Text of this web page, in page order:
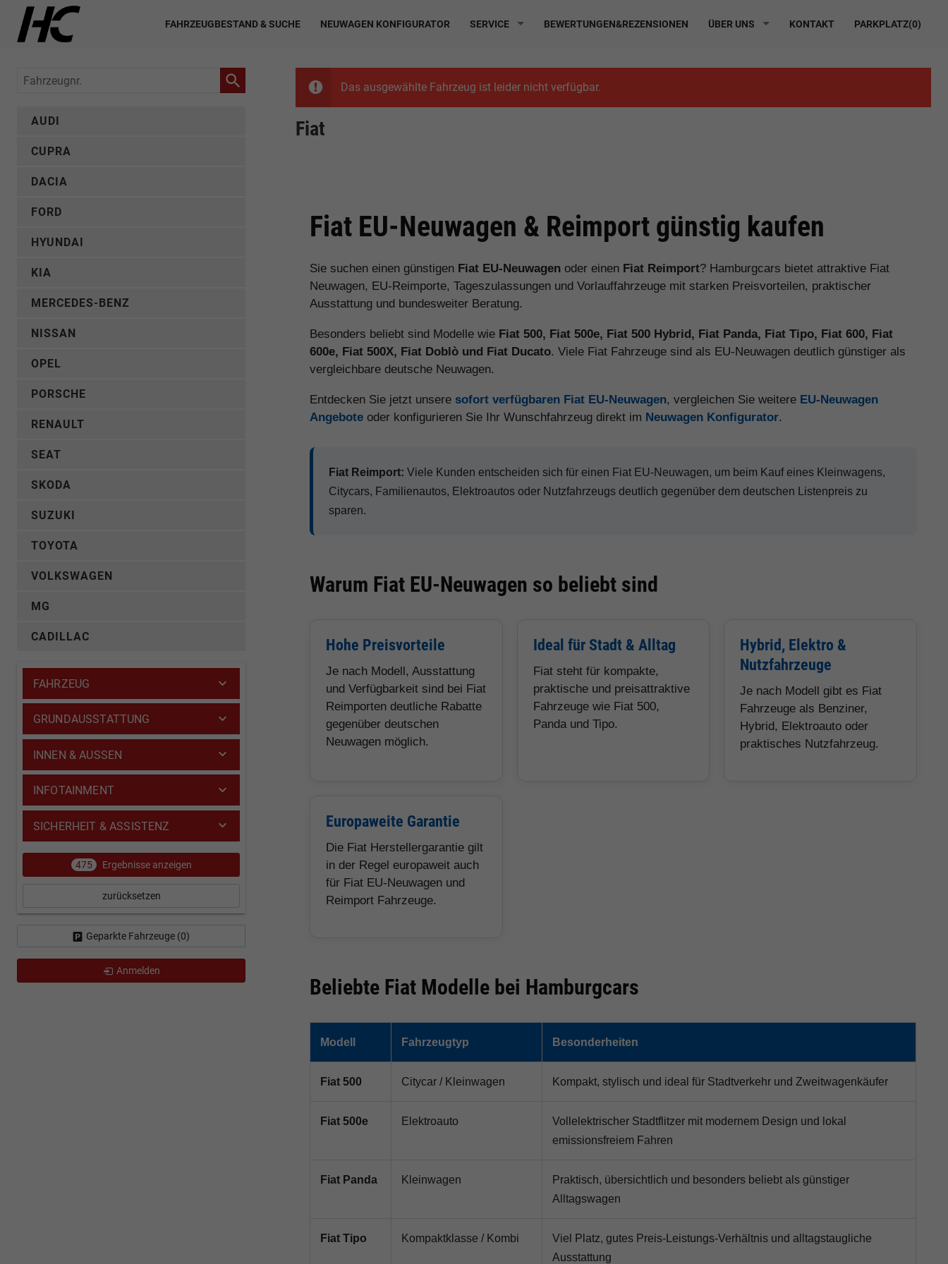
FAHRZEUGBESTAND & SUCHE NEUWAGEN KONFIGURATOR SERVICE BEWERTUNGEN&REZENSIONEN ÜBER UNS KONTAKT PARKPLATZ(0)
Das ausgewählte Fahrzeug ist leider nicht verfügbar.
Fiat
Fiat EU-Neuwagen & Reimport günstig kaufen
Sie suchen einen günstigen Fiat EU-Neuwagen oder einen Fiat Reimport? Hamburgcars bietet attraktive Fiat
Neuwagen, EU-Reimporte, Tageszulassungen und Vorlauffahrzeuge mit starken Preisvorteilen, praktischer
Ausstattung und bundesweiter Beratung.
Besonders beliebt sind Modelle wie Fiat 500, Fiat 500e, Fiat 500 Hybrid, Fiat Panda, Fiat Tipo, Fiat 600, Fiat
600e, Fiat 500X, Fiat Doblò und Fiat Ducato. Viele Fiat Fahrzeuge sind als EU-Neuwagen deutlich günstiger als
vergleichbare deutsche Neuwagen.
Entdecken Sie jetzt unsere sofort verfügbaren Fiat EU-Neuwagen, vergleichen Sie weitere EU-Neuwagen
Angebote oder konfigurieren Sie Ihr Wunschfahrzeug direkt im Neuwagen Konfigurator.
Fiat Reimport: Viele Kunden entscheiden sich für einen Fiat EU-Neuwagen, um beim Kauf eines Kleinwagens,
Citycars, Familienautos, Elektroautos oder Nutzfahrzeugs deutlich gegenüber dem deutschen Listenpreis zu
sparen.
Warum Fiat EU-Neuwagen so beliebt sind
Hohe Preisvorteile
Je nach Modell, Ausstattung
und Verfügbarkeit sind bei Fiat
Reimporten deutliche Rabatte
gegenüber deutschen
Neuwagen möglich.
Ideal für Stadt & Alltag
Fiat steht für kompakte,
praktische und preisattraktive
Fahrzeuge wie Fiat 500,
Panda und Tipo.
Hybrid, Elektro &
Nutzfahrzeuge
Je nach Modell gibt es Fiat
Fahrzeuge als Benziner,
Hybrid, Elektroauto oder
praktisches Nutzfahrzeug.
Europaweite Garantie
Die Fiat Herstellergarantie gilt
in der Regel europaweit auch
für Fiat EU-Neuwagen und
Reimport Fahrzeuge.
Beliebte Fiat Modelle bei Hamburgcars
Modell Fahrzeugtyp Besonderheiten
Fiat 500 Citycar / Kleinwagen Kompakt, stylisch und ideal für Stadtverkehr und Zweitwagenkäufer
Fiat 500e Elektroauto
Vollelektrischer Stadtflitzer mit modernem Design und lokal
emissionsfreiem Fahren
Fiat Panda Kleinwagen
Praktisch, übersichtlich und besonders beliebt als günstiger
Alltagswagen
Fiat Tipo Kompaktklasse / Kombi
Viel Platz, gutes Preis-Leistungs-Verhältnis und alltagstaugliche
Ausstattung
Fahrzeugnr.
AUDI
CUPRA
DACIA
FORD
HYUNDAI
KIA
MERCEDES-BENZ
NISSAN
OPEL
PORSCHE
RENAULT
SEAT
SKODA
SUZUKI
TOYOTA
VOLKSWAGEN
MG
CADILLAC
FAHRZEUG
GRUNDAUSSTATTUNG
INNEN & AUSSEN
INFOTAINMENT
SICHERHEIT & ASSISTENZ
475 Ergebnisse anzeigen
zurücksetzen
Geparkte Fahrzeuge (0)
Anmelden